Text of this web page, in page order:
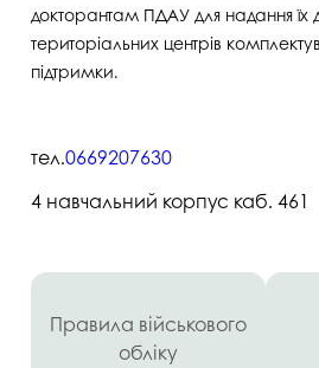
докторантам ПДАУ для надання
територіальних центрів
підтримки.
тел.0669207630
4 навчальний корпус каб. 461
Правила військового
обліку